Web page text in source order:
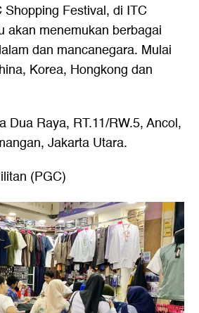
Festival, di ITC
akan menemukan berbagai
dan mancanegara. Mulai
Korea, Hongkong dan
Dua Raya, RT.11/RW.5, Ancol,
Jakarta Utara.
(PGC)